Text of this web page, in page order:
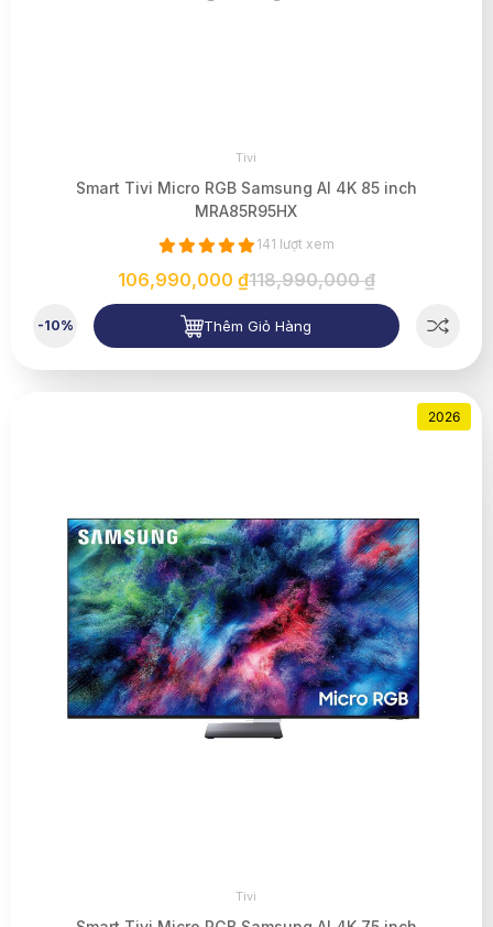
Tivi
Smart Tivi Micro RGB Samsung AI 4K 85 inch
MRA85R95HX
141 lượt xem
106,990,000 ₫118,990,000 ₫
-10% Thêm Giỏ Hàng
2026
Tivi